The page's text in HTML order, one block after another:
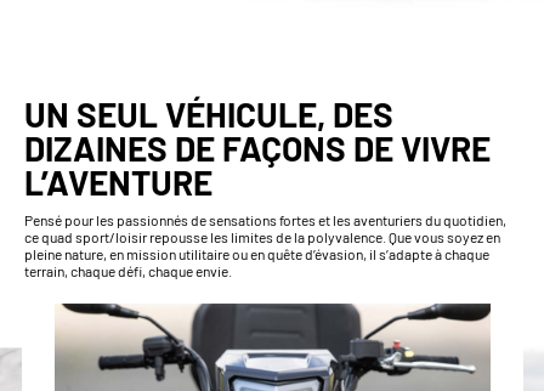
UN SEUL VÉHICULE, DES
DIZAINES DE FAÇONS DE VIVRE
L’AVENTURE
Pensé pour les passionnés de sensations fortes et les aventuriers du quotidien,
ce quad sport/loisir repousse les limites de la polyvalence. Que vous soyez en
pleine nature, en mission utilitaire ou en quête d’évasion, il s’adapte à chaque
terrain, chaque défi, chaque envie.